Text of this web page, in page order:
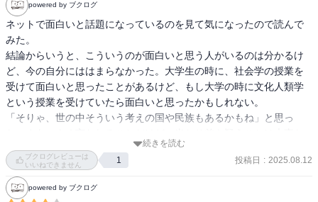
powered by ブクログ
ネットで面白いと話題になっているのを見て気になったので読んで
みた。
結論からいうと、こういうのが面白いと思う人がいるのは分かるけ
ど、今の自分にははまらなかった。大学生の時に、社会学の授業を
受けて面白いと思ったことがあるけど、もし大学の時に文化人類学
という授業を受けていたら面白いと思ったかもしれない。
「そりゃ、世の中そういう考えの国や民族もあるかもね」と思っ
んだろうなと思う(この本では、「疑う」ではなく、「切り崩す」と
してあるけど)。
コロナ禍の日本の実情について、磯野真穂という方が「和をもって
続きを読む
ブクログレビューは
いいねできません
1 投稿日 : 2025.08.12
powered by ブクログ